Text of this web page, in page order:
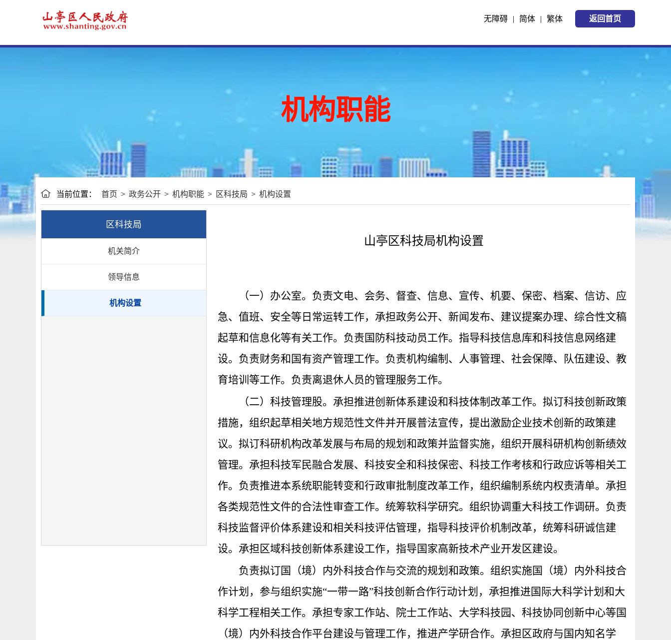
返回首页
繁体
|
简体
|
无障碍
机构职能
当前位置： 首页 > 政务公开 > 机构职能 > 区科技局 > 机构设置
区科技局
机关简介
领导信息
机构设置
山亭区科技局机构设置
（一）办公室。负责文电、会务、督查、信息、宣传、机要、保密、档案、信访、应
急、值班、安全等日常运转工作，承担政务公开、新闻发布、建议提案办理、综合性文稿
起草和信息化等有关工作。负责国防科技动员工作。指导科技信息库和科技信息网络建
设。负责财务和国有资产管理工作。负责机构编制、人事管理、社会保障、队伍建设、教
育培训等工作。负责离退休人员的管理服务工作。
（二）科技管理股。承担推进创新体系建设和科技体制改革工作。拟订科技创新政策
措施，组织起草相关地方规范性文件并开展普法宣传，提出激励企业技术创新的政策建
议。拟订科研机构改革发展与布局的规划和政策并监督实施，组织开展科研机构创新绩效
管理。承担科技军民融合发展、科技安全和科技保密、科技工作考核和行政应诉等相关工
作。负责推进本系统职能转变和行政审批制度改革工作，组织编制系统内权责清单。承担
各类规范性文件的合法性审查工作。统筹软科学研究。组织协调重大科技工作调研。负责
科技监督评价体系建设和相关科技评估管理，指导科技评价机制改革，统筹科研诚信建
设。承担区域科技创新体系建设工作，指导国家高新技术产业开发区建设。
负责拟订国（境）内外科技合作与交流的规划和政策。组织实施国（境）内外科技合
作计划，参与组织实施“一带一路”科技创新合作行动计划，承担推进国际大科学计划和大
科学工程相关工作。承担专家工作站、院士工作站、大学科技园、科技协同创新中心等国
（境）内外科技合作平台建设与管理工作，推进产学研合作。承担区政府与国内知名学